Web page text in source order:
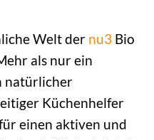
Welt der nu3 Bio
als nur ein
natürlicher
Küchenhelfer
einen aktiven und